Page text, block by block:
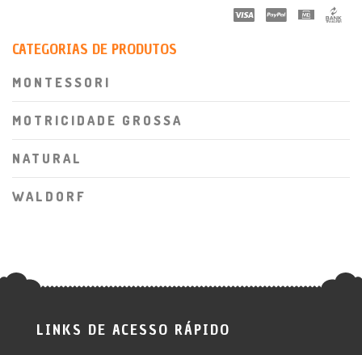
CATEGORIAS DE PRODUTOS
MONTESSORI
MOTRICIDADE GROSSA
NATURAL
WALDORF
LINKS DE ACESSO RÁPIDO